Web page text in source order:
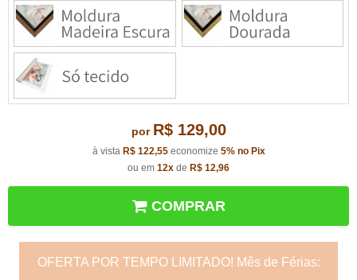
por R$ 129,00
à vista R$ 122,55economize 5% no Pix
ou em 12x de R$ 12,96
COMPRAR
OFERTA POR TEMPO LIMITADO! Mês de Férias: